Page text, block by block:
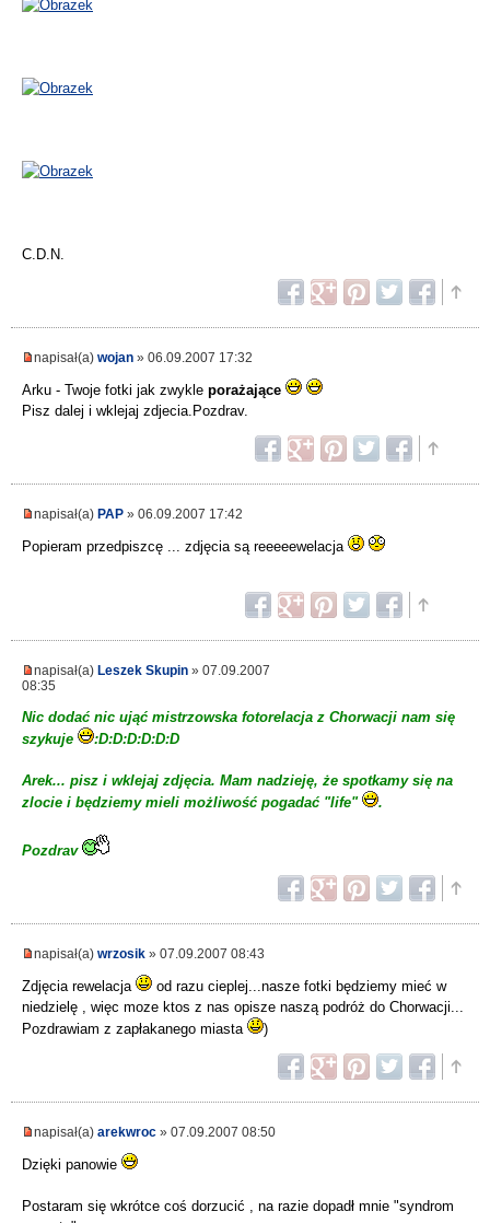
C.D.N.
napisał(a) wojan » 06.09.2007 17:32
Arku - Twoje fotki jak zwykle porażające
Pisz dalej i wklejaj zdjecia.Pozdrav.
napisał(a) PAP » 06.09.2007 17:42
Popieram przedpiszcę ... zdjęcia są reeeeewelacja
napisał(a) Leszek Skupin » 07.09.2007
08:35
Nic dodać nic ująć mistrzowska fotorelacja z Chorwacji nam się
szykuje
:D:D:D:D:D:D
Arek... pisz i wklejaj zdjęcia. Mam nadzieję, że spotkamy się na
zlocie i będziemy mieli możliwość pogadać "life"
.
Pozdrav
napisał(a) wrzosik » 07.09.2007 08:43
Zdjęcia rewelacja
od razu cieplej...nasze fotki będziemy mieć w
niedzielę , więc moze ktos z nas opisze naszą podróż do Chorwacji...
Pozdrawiam z zapłakanego miasta
)
napisał(a) arekwroc » 07.09.2007 08:50
Dzięki panowie
Postaram się wkrótce coś dorzucić , na razie dopadł mnie "syndrom